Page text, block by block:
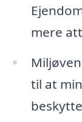
mere
til at